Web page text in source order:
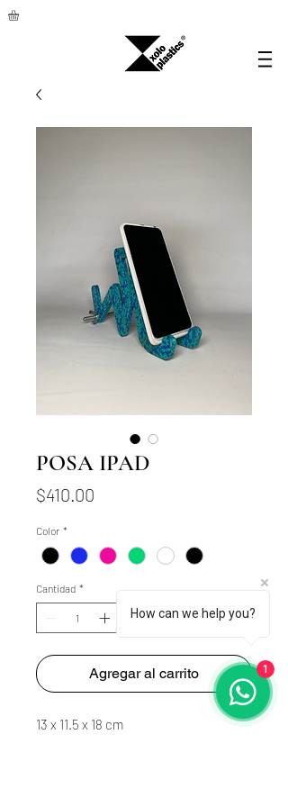
POSA IPAD
$410.00
Color *
Cantidad *
Agregar al carrito
13 x 11.5 x 18 cm
How can we help you?
1